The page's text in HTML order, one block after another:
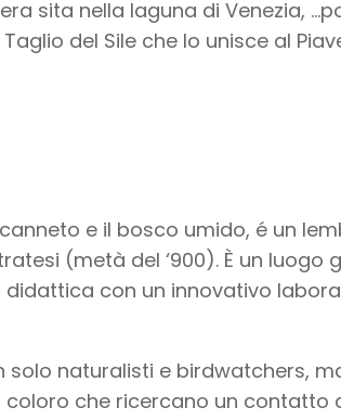
sita nella laguna di Venezia,
del Sile che lo unisce al
e il bosco umido, é un
(metà del ‘900). È un luogo
didattica con un innovativo
naturalisti e birdwatchers,
che ricercano un contatto